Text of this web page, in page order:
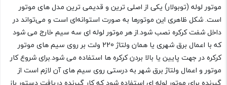
موتور لوله (توبولار) یکی از اصلی ترین و قدیمی ترین مدل های موتور
است. شکل ظاهری این موتورها به صورت استوانه‌ای است و می‌تواند در
داخل شفت کرکره نصب شود.از هر موتور لوله ای سه سیم خارج می شود
که با اعمال برق شهری یا همان ولتاژ 220 ولت بر روی سیم های موتور
کرکره در جهت پایین یا بالا بردن کرکره ها استفاده می شود.برای شروع کار
موتور و اعمال ولتاژ برق شهر به درستی روی سیم های آن لازم است از